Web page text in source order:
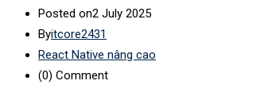
Posted on2 July 2025
Byitcore2431
React Native nâng cao
(0) Comment